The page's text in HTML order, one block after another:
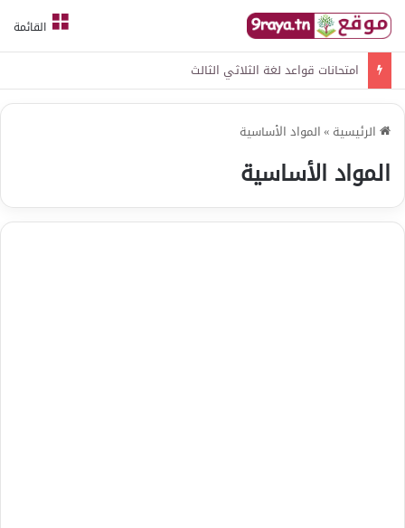
القائمة
امتحانات قواعد لغة الثلاثي الثالث
الرئيسية »المواد الأساسية
المواد الأساسية